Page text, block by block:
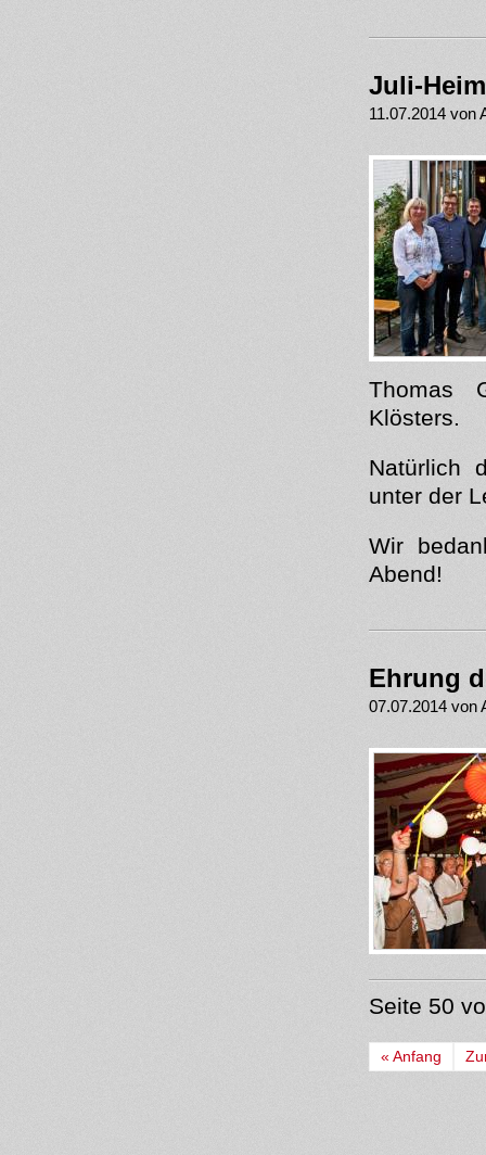
Juli-
11.07.2014 von
Thomas
Klösters.
Natürlich
unter der
Wir
Abend!
Ehrung
07.07.2014 von
Seite 50
« Anfang